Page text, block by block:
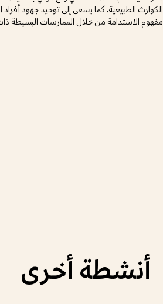
الكوارث الطبيعية، كما يسعى إلى توحيد جهود
مفهوم الاستدامة من خلال الممارسات البسيطة ذات
أنشطة أخرى